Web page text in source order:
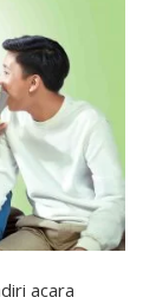
acara